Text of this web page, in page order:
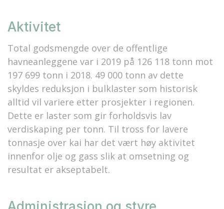
Aktivitet
Total godsmengde over de offentlige
havneanleggene var i 2019 på 126 118 tonn mot
197 699 tonn i 2018. 49 000 tonn av dette
skyldes reduksjon i bulklaster som historisk
alltid vil variere etter prosjekter i regionen.
Dette er laster som gir forholdsvis lav
verdiskaping per tonn. Til tross for lavere
tonnasje over kai har det vært høy aktivitet
innenfor olje og gass slik at omsetning og
resultat er akseptabelt.